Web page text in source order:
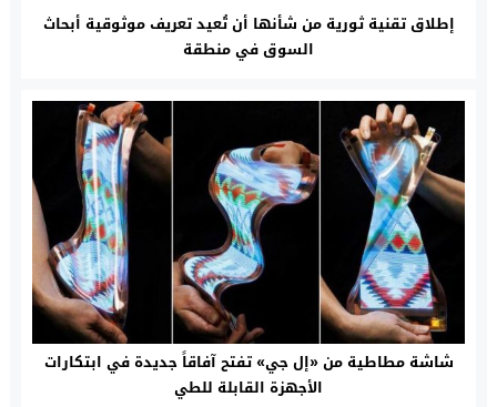
إطلاق تقنية ثورية من شأنها أن تُعيد تعريف موثوقية أبحاث
السوق في منطقة
شاشة مطاطية من «إل جي» تفتح آفاقاً جديدة في ابتكارات
الأجهزة القابلة للطي